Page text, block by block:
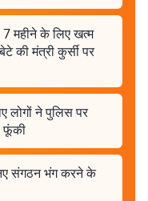
महीने के लिए खत्म
की मंत्री कुर्सी पर
लोगों ने पुलिस पर
फूंकी
संगठन भंग करने के